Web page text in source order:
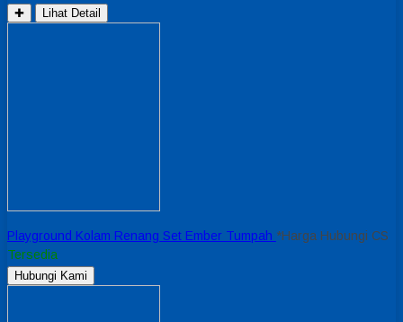
✚ Lihat Detail
Playground Kolam Renang Set Ember Tumpah *Harga Hubungi CS
Tersedia
Hubungi Kami